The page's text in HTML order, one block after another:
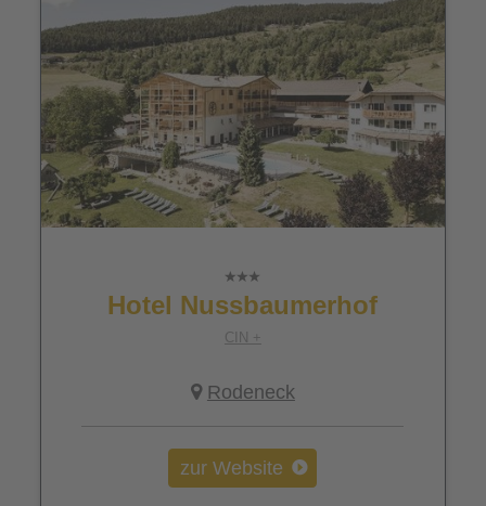
Hotel Nussbaumerhof
CIN +
Rodeneck
zur Website